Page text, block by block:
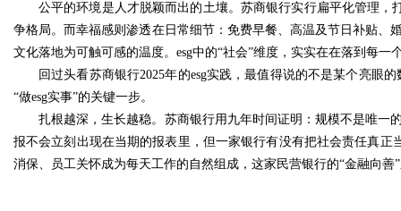
公平的环境是人才脱颖而出的土壤。苏商银行实行扁平化管理
争格局。而幸福感则渗透在日常细节：免费早餐、高温及节日补贴、
文化落地为可触可感的温度。esg中的“社会”维度，实实在在落到每一
回过头看苏商银行2025年的esg实践，最值得说的不是某个亮眼
“做esg实事”的关键一步。
扎根越深，生长越稳。苏商银行用九年时间证明：规模不是唯一
报不会立刻出现在当期的报表里，但一家银行有没有把社会责任真
消保、员工关怀成为每天工作的自然组成，这家民营银行的“金融向善